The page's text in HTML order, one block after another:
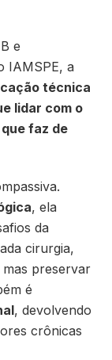
e
IAMSPE, a
técnica
lidar com o
faz de
, ela
da
cirurgia,
preservar
é
, devolvendo
crônicas